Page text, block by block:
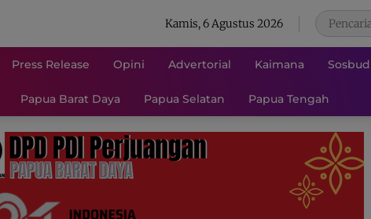
Kamis, 6 Agustus 2026
Press Release Opini Advertorial Kaimana Sosbud
Papua Barat Daya Papua Selatan Papua Tengah